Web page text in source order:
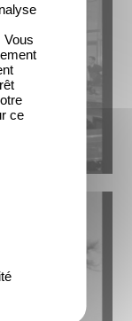
Vous
ce